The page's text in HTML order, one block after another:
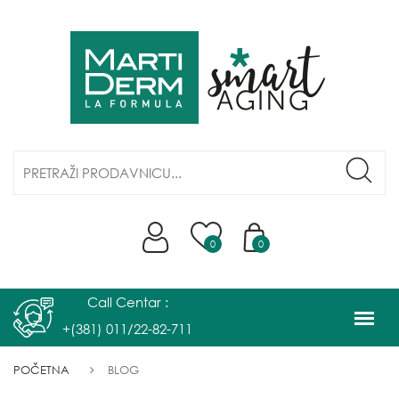
0 0
Call Centar :
+(381) 011/22-82-711
POČETNA BLOG